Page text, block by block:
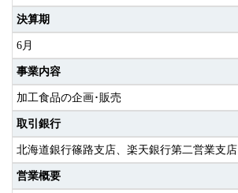
決算期
6月
事業内容
加工食品の企画･販売
取引銀行
北海道銀行篠路支店、楽天銀行第二営業支店
営業概要